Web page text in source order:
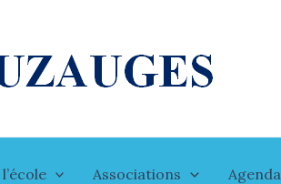
Associations